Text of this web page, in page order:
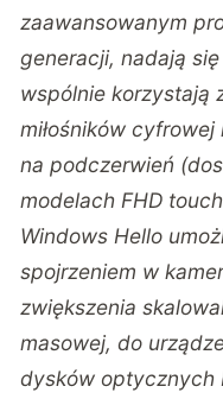
zaawansowanym
generacji, nadają
wspólnie korzystają
miłośników
na podczerwień
modelach FHD
Windows Hello
spojrzeniem w
zwiększenia
masowej, do
dysków optycznych